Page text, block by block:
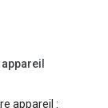
appareil :